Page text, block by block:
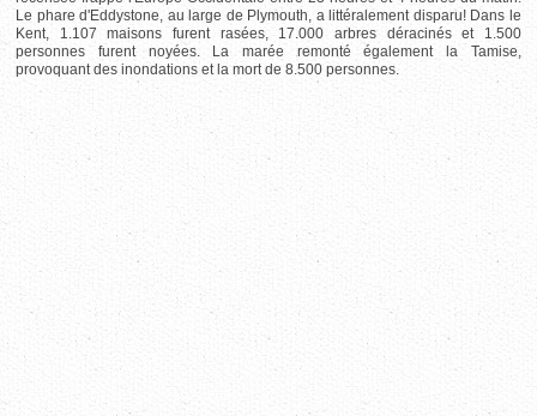
Le phare d'Eddystone, au large de Plymouth, a littéralement disparu! Dans le
Kent, 1.107 maisons furent rasées, 17.000 arbres déracinés et 1.500
personnes furent noyées. La marée remonté également la Tamise,
provoquant des inondations et la mort de 8.500 personnes.